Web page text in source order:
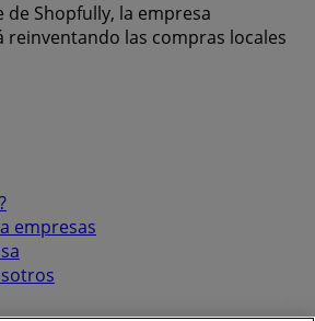
Shopfully, la empresa
reinventando las compras locales
empresas